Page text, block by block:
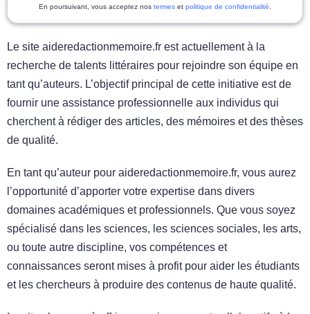
En poursuivant, vous acceptez nos termes et politique de confidentialité.
Le site aideredactionmemoire.fr est actuellement à la
recherche de talents littéraires pour rejoindre son équipe en
tant qu’auteurs. L’objectif principal de cette initiative est de
fournir une assistance professionnelle aux individus qui
cherchent à rédiger des articles, des mémoires et des thèses
de qualité.
En tant qu’auteur pour aideredactionmemoire.fr, vous aurez
l’opportunité d’apporter votre expertise dans divers
domaines académiques et professionnels. Que vous soyez
spécialisé dans les sciences, les sciences sociales, les arts,
ou toute autre discipline, vos compétences et
connaissances seront mises à profit pour aider les étudiants
et les chercheurs à produire des contenus de haute qualité.